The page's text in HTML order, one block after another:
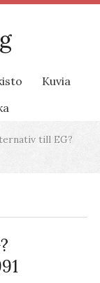
Kuvia
till EG?